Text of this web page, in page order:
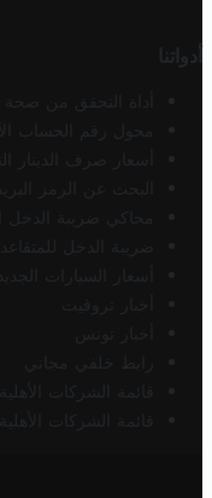
أدواتنا
أداة التحقق من صحة
محول رقم الحساب
أسعار صرف الدينار
البحث عن الرمز
محاكي ضريبة الدخل
ضريبة الدخل
أسعار السيارات
أخبار تروفيت
أخبار تونس
رابط خلفي مجاني
قائمة الشركات
قائمة الشركات